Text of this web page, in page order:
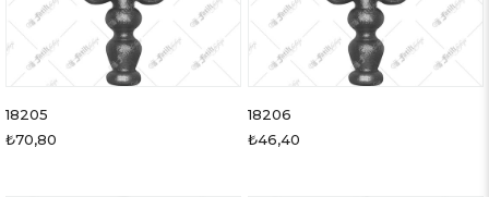
18205
₺70,80
18206
₺46,40